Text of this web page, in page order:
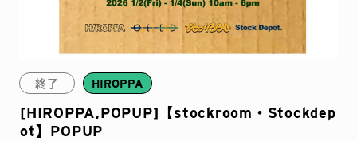
終了 HIROPPA
[HIROPPA,POPUP]【stockroom・Stockdep
ot】POPUP